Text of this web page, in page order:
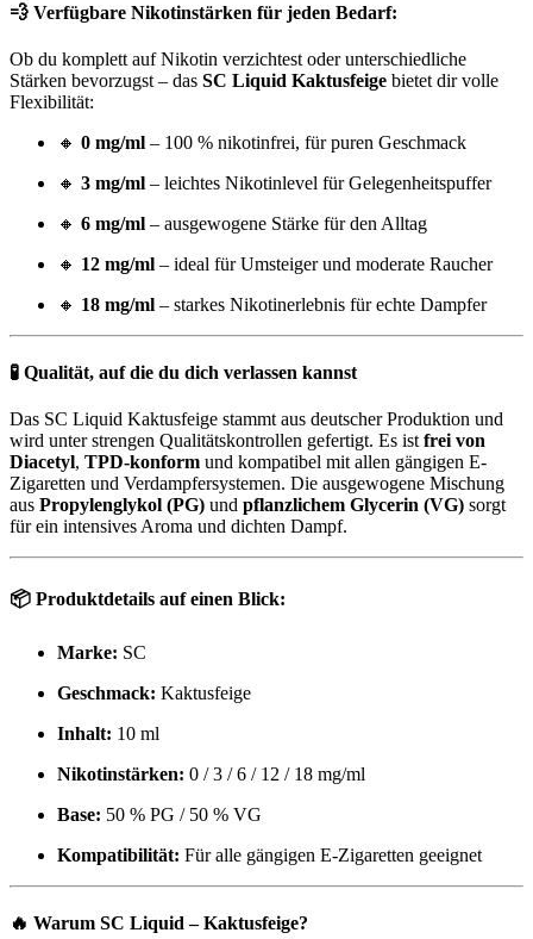
💨 Verfügbare Nikotinstärken für jeden Bedarf:
Ob du komplett auf Nikotin verzichtest oder unterschiedliche
Stärken bevorzugst – das SC Liquid Kaktusfeige bietet dir volle
Flexibilität:
🔸 0 mg/ml – 100 % nikotinfrei, für puren Geschmack
🔸 3 mg/ml – leichtes Nikotinlevel für Gelegenheitspuffer
🔸 6 mg/ml – ausgewogene Stärke für den Alltag
🔸 12 mg/ml – ideal für Umsteiger und moderate Raucher
🔸 18 mg/ml – starkes Nikotinerlebnis für echte Dampfer
🧪 Qualität, auf die du dich verlassen kannst
Das SC Liquid Kaktusfeige stammt aus deutscher Produktion und
wird unter strengen Qualitätskontrollen gefertigt. Es istfrei von
Diacetyl, TPD-konform und kompatibel mit allen gängigen E-
Zigaretten und Verdampfersystemen. Die ausgewogene Mischung
aus Propylenglykol (PG) und pflanzlichem Glycerin (VG) sorgt
für ein intensives Aroma und dichten Dampf.
📦 Produktdetails auf einen Blick:
Marke: SC
Geschmack: Kaktusfeige
Inhalt: 10 ml
Nikotinstärken: 0 / 3 / 6 / 12 / 18 mg/ml
Base: 50 % PG / 50 % VG
Kompatibilität: Für alle gängigen E-Zigaretten geeignet
🔥 Warum SC Liquid – Kaktusfeige?